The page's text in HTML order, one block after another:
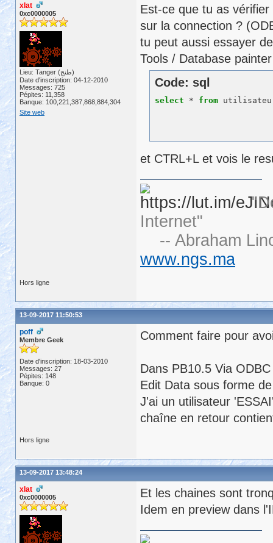
xlat
0xc0000005
Lieu: Tanger (طنج)
Date d'inscription: 04-12-2010
Messages: 725
Pépites: 11,358
Banque: 100,221,387,868,884,304
Site web
Est-ce que tu as
sur la connection ?
tu peut aussi essayer
Tools / Database
Code: sql
select * from
et CTRL+L et vois le
Internet"
-- Abraham
www.ngs.ma
Hors ligne
13-09-2017 11:50:53
poff
Membre Geek
Date d'inscription: 18-03-2010
Messages: 27
Pépites: 148
Banque: 0
Comment faire pour
Dans PB10.5 Via
Edit Data sous forme
J'ai un utilisateur
chaîne en retour
Hors ligne
13-09-2017 13:48:24
xlat
0xc0000005
Et les chaines sont
Idem en preview dans